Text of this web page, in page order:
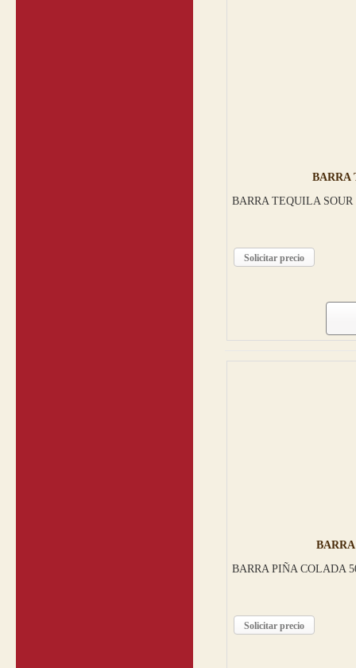
BARRA
BARRA TEQUILA SOUR
Solicitar precio
BARRA PIÑA COLADA
Solicitar precio